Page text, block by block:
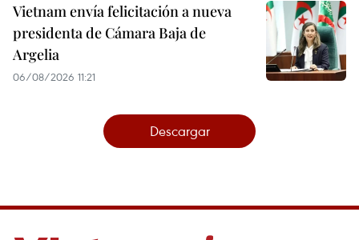
Vietnam envía felicitación a nueva
presidenta de Cámara Baja de
Argelia
06/08/2026 11:21
Descargar